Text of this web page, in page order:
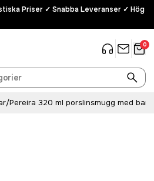
Priser ✓ Snabba Leveranser ✓ Hög
0
/Pereira 320 ml porslinsmugg med